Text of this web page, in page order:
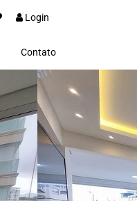
Login
Contato